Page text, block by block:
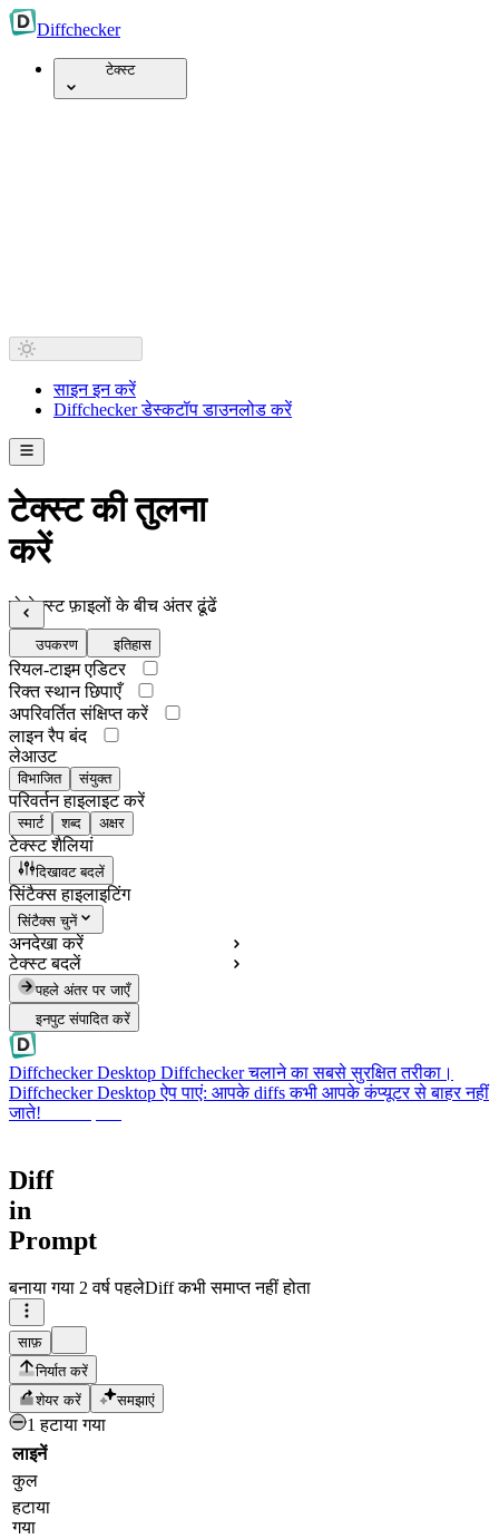
Diffchecker
टेक्स्ट
साइन इन करें
Diffchecker डेस्कटॉप डाउनलोड करें
टेक्स्ट की तुलना
करें
दो टेक्स्ट फ़ाइलों के बीच अंतर ढूंढें
उपकरण इतिहास
रियल-टाइम एडिटर
रिक्त स्थान छिपाएँ
अपरिवर्तित संक्षिप्त करें
लाइन रैप बंद
लेआउट
विभाजित संयुक्त
परिवर्तन हाइलाइट करें
स्मार्ट शब्द अक्षर
टेक्स्ट शैलियां
दिखावट बदलें
सिंटैक्स हाइलाइटिंग
सिंटैक्स चुनें
अनदेखा करें
टेक्स्ट बदलें
पहले अंतर पर जाएँ
इनपुट संपादित करें
Diffchecker Desktop Diffchecker चलाने का सबसे सुरक्षित तरीका।
Diffchecker Desktop ऐप पाएं: आपके diffs कभी आपके कंप्यूटर से बाहर नहीं
जाते!
Diff
in
Prompt
बनाया गया 2 वर्ष पहलेDiff कभी समाप्त नहीं होता
साफ़
निर्यात करें
शेयर करें
समझाएं
1 हटाया गया
लाइनें
कुल
हटाया
गया